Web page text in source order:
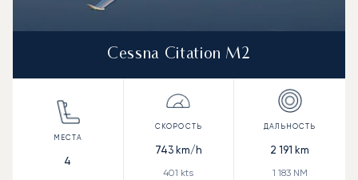
Cessna Citation M2
4
743km/h
401 kts
2 191 km
1 183NM